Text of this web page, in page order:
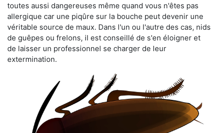
toutes aussi dangereuses même quand vous n'êtes pas
allergique car une piqûre sur la bouche peut devenir une
véritable source de maux. Dans l'un ou l'autre des cas, nids
de guêpes ou frelons, il est conseillé de s'en éloigner et
de laisser un professionnel se charger de leur
extermination.